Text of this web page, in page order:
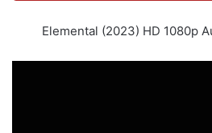
Elemental (2023) HD 1080p